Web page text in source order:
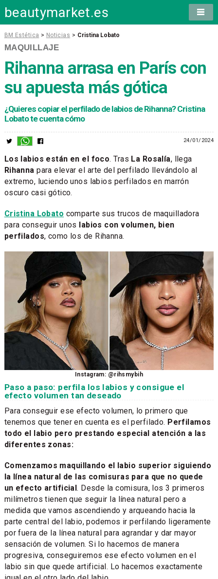
beautymarket.es
BM Estética > Noticias > Cristina Lobato
MAQUILLAJE
Rihanna arrasa en París con
su apuesta más gótica
¿Quieres copiar el perfilado de labios de Rihanna? Cristina
Lobato te cuenta cómo
24/01/2024
Los labios están en el foco. Tras La Rosalía, llega
Rihanna para elevar el arte del perfilado llevándolo al
extremo, luciendo unos labios perfilados en marrón
oscuro casi gótico.
Cristina Lobato comparte sus trucos de maquilladora
para conseguir unos labios con volumen, bien
perfilados, como los de Rihanna.
Instagram: @rihsmybih
Paso a paso: perfila los labios y consigue el
efecto volumen tan deseado
Para conseguir ese efecto volumen, lo primero que
tenemos que tener en cuenta es el perfilado. Perfilamos
todo el labio pero prestando especial atención a las
diferentes zonas:
Comenzamos maquillando el labio superior siguiendo
la línea natural de las comisuras para que no quede
un efecto artificial. Desde la comisura, los 3 primeros
milímetros tienen que seguir la línea natural pero a
medida que vamos ascendiendo y arqueando hacia la
parte central del labio, podemos ir perfilando ligeramente
por fuera de la línea natural para agrandar y dar mayor
sensación de volumen. Si lo hacemos de manera
progresiva, conseguiremos ese efecto volumen en el
labio sin que quede artificial. Lo hacemos exactamente